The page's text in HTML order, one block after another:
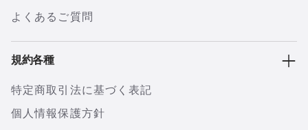
よくあるご質問
規約各種
特定商取引法に基づく表記
個人情報保護方針